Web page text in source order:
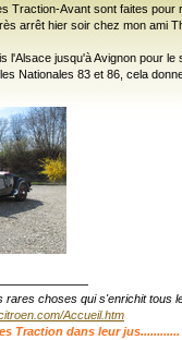
Traction-Avant sont faites pour
arrêt hier soir chez mon ami
l'Alsace jusqu'à Avignon pour le
Nationales 83 et 86, cela
choses qui s'enrichit tous
Accueil.htm
Traction dans leur